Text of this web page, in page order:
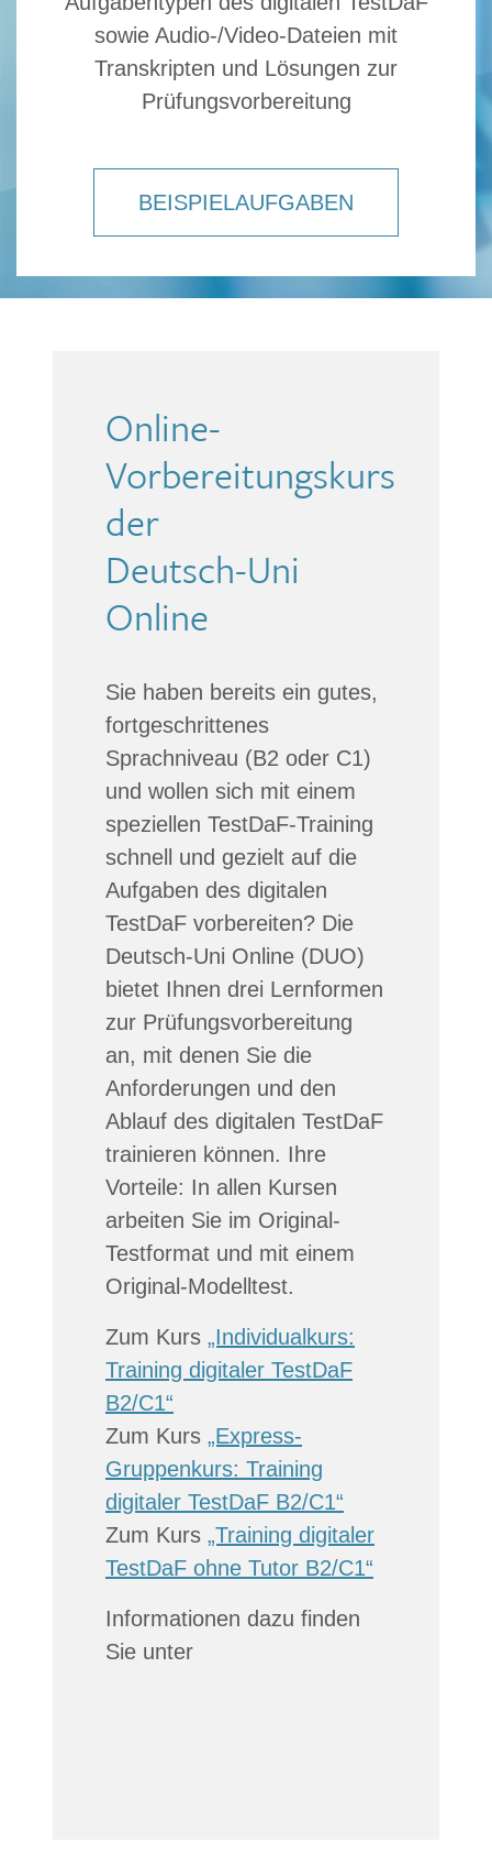
sowie Audio-/Video-Dateien mit
Transkripten und Lösungen zur
Prüfungsvorbereitung
BEISPIELAUFGABEN
Online-
Vorbereitungskurs
der
Deutsch-Uni
Online
Sie haben bereits ein gutes,
fortgeschrittenes
Sprachniveau (B2 oder C1)
und wollen sich mit einem
speziellen TestDaF-Training
schnell und gezielt auf die
Aufgaben des digitalen
TestDaF vorbereiten? Die
Deutsch-Uni Online (DUO)
bietet Ihnen drei Lernformen
zur Prüfungsvorbereitung
an, mit denen Sie die
Anforderungen und den
Ablauf des digitalen TestDaF
trainieren können. Ihre
Vorteile: In allen Kursen
arbeiten Sie im Original-
Testformat und mit einem
Original-Modelltest.
Zum Kurs „Individualkurs:
Training digitaler TestDaF
B2/C1“
Zum Kurs „Express-
Gruppenkurs: Training
digitaler TestDaF B2/C1“
Zum Kurs „Training digitaler
TestDaF ohne Tutor B2/C1“
Informationen dazu finden
Sie unter